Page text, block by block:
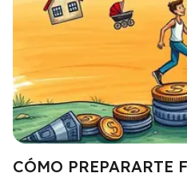
CÓMO PREPARARTE